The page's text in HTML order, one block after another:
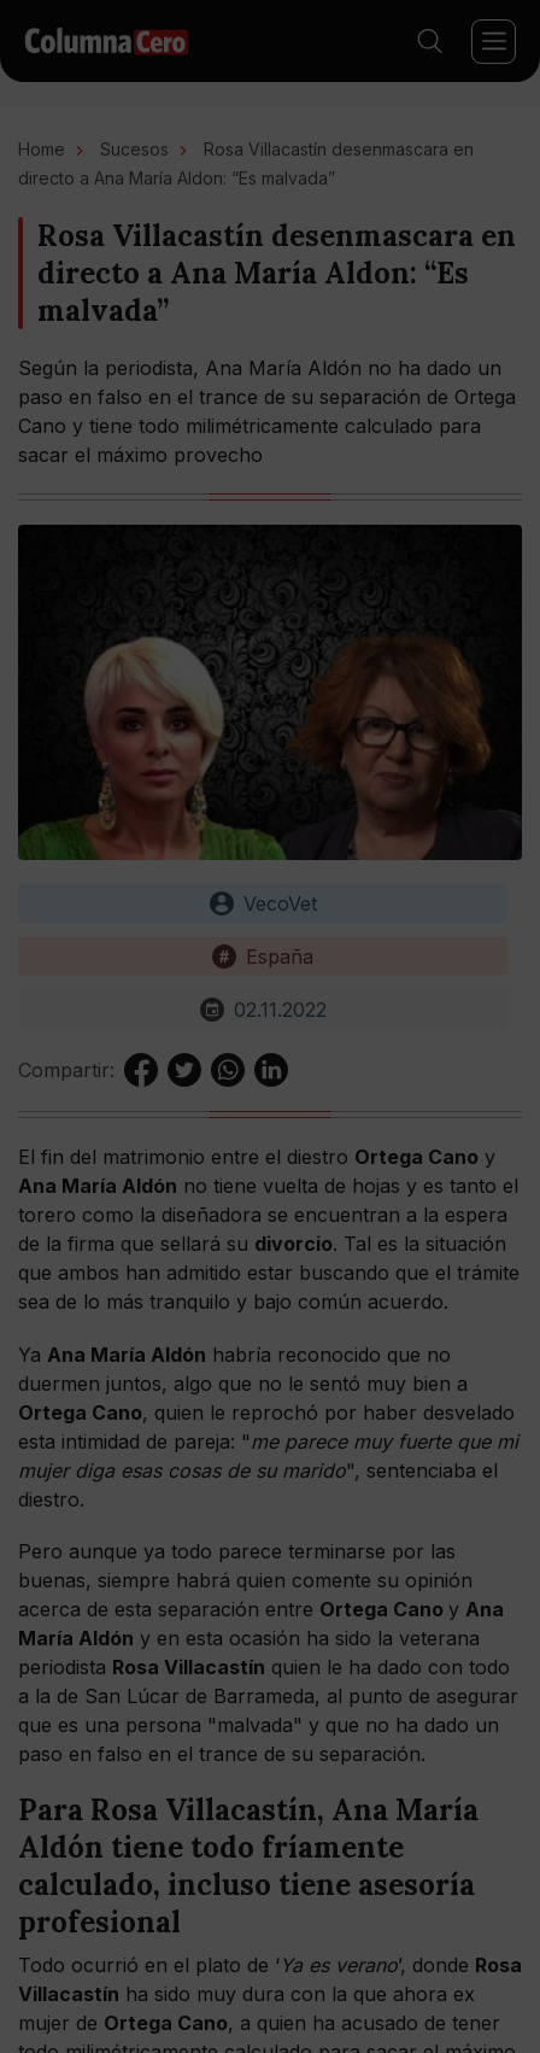
Home Sucesos
Rosa Villacastín desenmascara en
directo a Ana María Aldon: “Es malvada”
Rosa Villacastín desenmascara en
directo a Ana María Aldon: “Es
malvada”
Según la periodista, Ana María Aldón no ha dado un
paso en falso en el trance de su separación de Ortega
Cano y tiene todo milimétricamente calculado para
sacar el máximo provecho
VecoVet
España
02.11.2022
Compartir:
El fin del matrimonio entre el diestro Ortega Cano y
Ana María Aldón no tiene vuelta de hojas y es tanto el
torero como la diseñadora se encuentran a la espera
de la firma que sellará su divorcio. Tal es la situación
que ambos han admitido estar buscando que el trámite
sea de lo más tranquilo y bajo común acuerdo.
Ya Ana María Aldón habría reconocido que no
duermen juntos, algo que no le sentó muy bien a
Ortega Cano, quien le reprochó por haber desvelado
esta intimidad de pareja: "me parece muy fuerte que mi
mujer diga esas cosas de su marido", sentenciaba el
diestro.
Pero aunque ya todo parece terminarse por las
buenas, siempre habrá quien comente su opinión
acerca de esta separación entre Ortega Cano y Ana
María Aldón y en esta ocasión ha sido la veterana
periodista Rosa Villacastín quien le ha dado con todo
a la de San Lúcar de Barrameda, al punto de asegurar
que es una persona "malvada" y que no ha dado un
paso en falso en el trance de su separación.
Para Rosa Villacastín, Ana María
Aldón tiene todo fríamente
calculado, incluso tiene asesoría
profesional
Todo ocurrió en el plato de ‘Ya es verano’, donde Rosa
Villacastín ha sido muy dura con la que ahora ex
mujer de Ortega Cano, a quien ha acusado de tener